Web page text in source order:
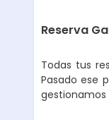
Reserva
Todas tus
Pasado ese
gestionamos